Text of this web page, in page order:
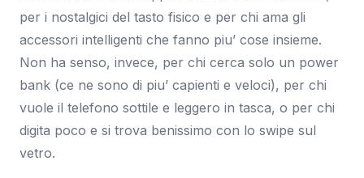
per i nostalgici del tasto fisico e per chi ama gli
accessori intelligenti che fanno piu’ cose insieme.
Non ha senso, invece, per chi cerca solo un power
bank (ce ne sono di piu’ capienti e veloci), per chi
vuole il telefono sottile e leggero in tasca, o per chi
digita poco e si trova benissimo con lo swipe sul
vetro.